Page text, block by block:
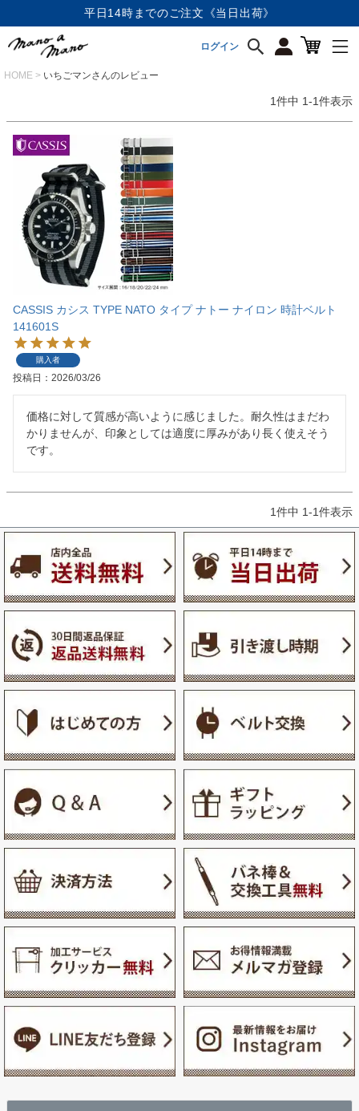
平日14時までのご注文《当日出荷》
ログイン
HOME いちごマンさんのレビュー
1件中 1-1件表示
CASSIS カシス TYPE NATO タイプ ナトー ナイロン 時計ベルト
141601S
購入者
投稿日 2026/03/26
価格に対して質感が高いように感じました。耐久性はまだわ
かりませんが、印象としては適度に厚みがあり長く使えそう
です。
1件中 1-1件表示